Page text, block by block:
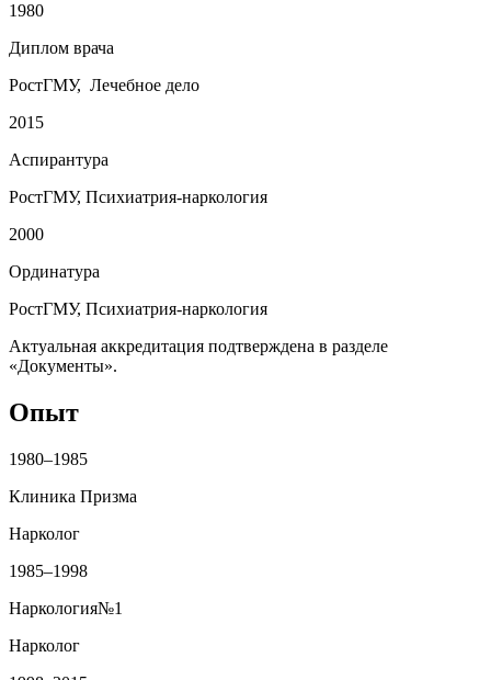
1980
Диплом врача
РостГМУ, Лечебное дело
2015
Аспирантура
РостГМУ, Психиатрия-наркология
2000
Ординатура
РостГМУ, Психиатрия-наркология
Актуальная аккредитация подтверждена в разделе
«Документы».
Опыт
1980–1985
Клиника Призма
Нарколог
1985–1998
Наркология№1
Нарколог